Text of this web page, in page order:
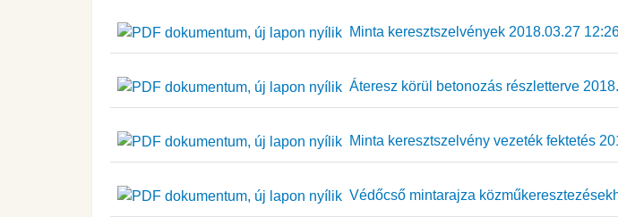
Minta keresztszelvények 2018.03.27
Áteresz körül betonozás részletterve
Minta keresztszelvény vezeték fektetés
Védőcső mintarajza